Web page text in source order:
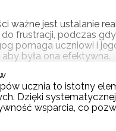
ważne jest ustalanie
frustracji, podczas
pomaga uczniowi i
była ona efektywna.
ucznia to istotny
Dzięki
wsparcia, co